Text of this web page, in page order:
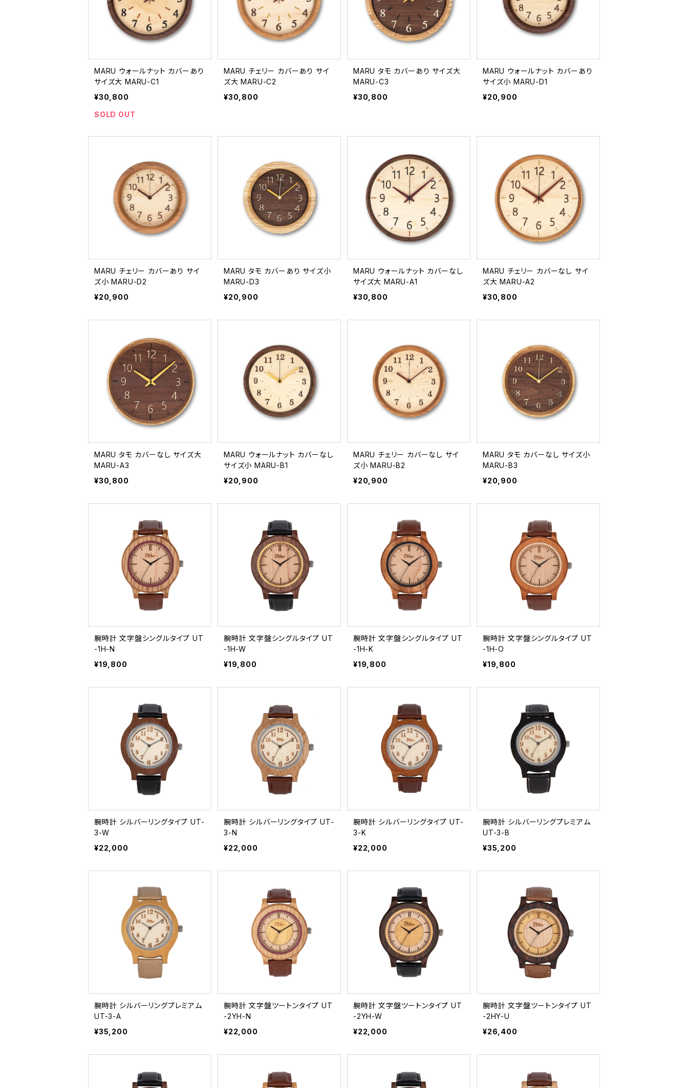
MARU ウォールナット カバーあり
サイズ大 MARU-C1
¥30,800
SOLD OUT
MARU チェリー カバーあり サイ
ズ大 MARU-C2
¥30,800
MARU タモ カバーあり サイズ大
MARU-C3
¥30,800
MARU ウォールナット カバーあり
サイズ小 MARU-D1
¥20,900
MARU チェリー カバーあり サイ
ズ小 MARU-D2
¥20,900
MARU タモ カバーあり サイズ小
MARU-D3
¥20,900
MARU ウォールナット カバーなし
サイズ大 MARU-A1
¥30,800
MARU チェリー カバーなし サイ
ズ大 MARU-A2
¥30,800
MARU タモ カバーなし サイズ大
MARU-A3
¥30,800
MARU ウォールナット カバーなし
サイズ小 MARU-B1
¥20,900
MARU チェリー カバーなし サイ
ズ小 MARU-B2
¥20,900
MARU タモ カバーなし サイズ小
MARU-B3
¥20,900
腕時計 文字盤シングルタイプ UT
-1H-N
¥19,800
腕時計 文字盤シングルタイプ UT
-1H-W
¥19,800
腕時計 文字盤シングルタイプ UT
-1H-K
¥19,800
腕時計 文字盤シングルタイプ UT
-1H-O
¥19,800
腕時計 シルバーリングタイプ UT-
3-W
¥22,000
腕時計 シルバーリングタイプ UT-
3-N
¥22,000
腕時計 シルバーリングタイプ UT-
3-K
¥22,000
腕時計 シルバーリングプレミアム
UT-3-B
¥35,200
腕時計 シルバーリングプレミアム
UT-3-A
¥35,200
腕時計 文字盤ツートンタイプ UT
-2YH-N
¥22,000
腕時計 文字盤ツートンタイプ UT
-2YH-W
¥22,000
腕時計 文字盤ツートンタイプ UT
-2HY-U
¥26,400